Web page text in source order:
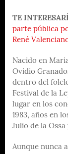
TE
parte pública
René
Nacido en
Ovidio
dentro del
Festival de la
lugar en los
1983, años en
Julio de la Ossa
Aunque nunca